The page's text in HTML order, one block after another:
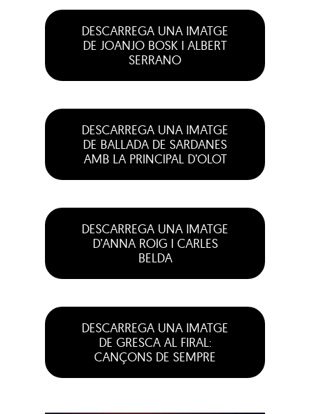
DESCARREGA UNA IMATGE
DE JOANJO BOSK I ALBERT
SERRANO
DESCARREGA UNA IMATGE
DE BALLADA DE SARDANES
AMB LA PRINCIPAL D’OLOT
DESCARREGA UNA IMATGE
D’ANNA ROIG I CARLES
BELDA
DESCARREGA UNA IMATGE
DE GRESCA AL FIRAL:
CANÇONS DE SEMPRE